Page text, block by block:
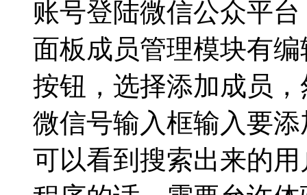
账号登陆微信公众平
面板成员管理模块有
按钮，选择添加成员
微信号输入框输入要
可以看到搜索出来的